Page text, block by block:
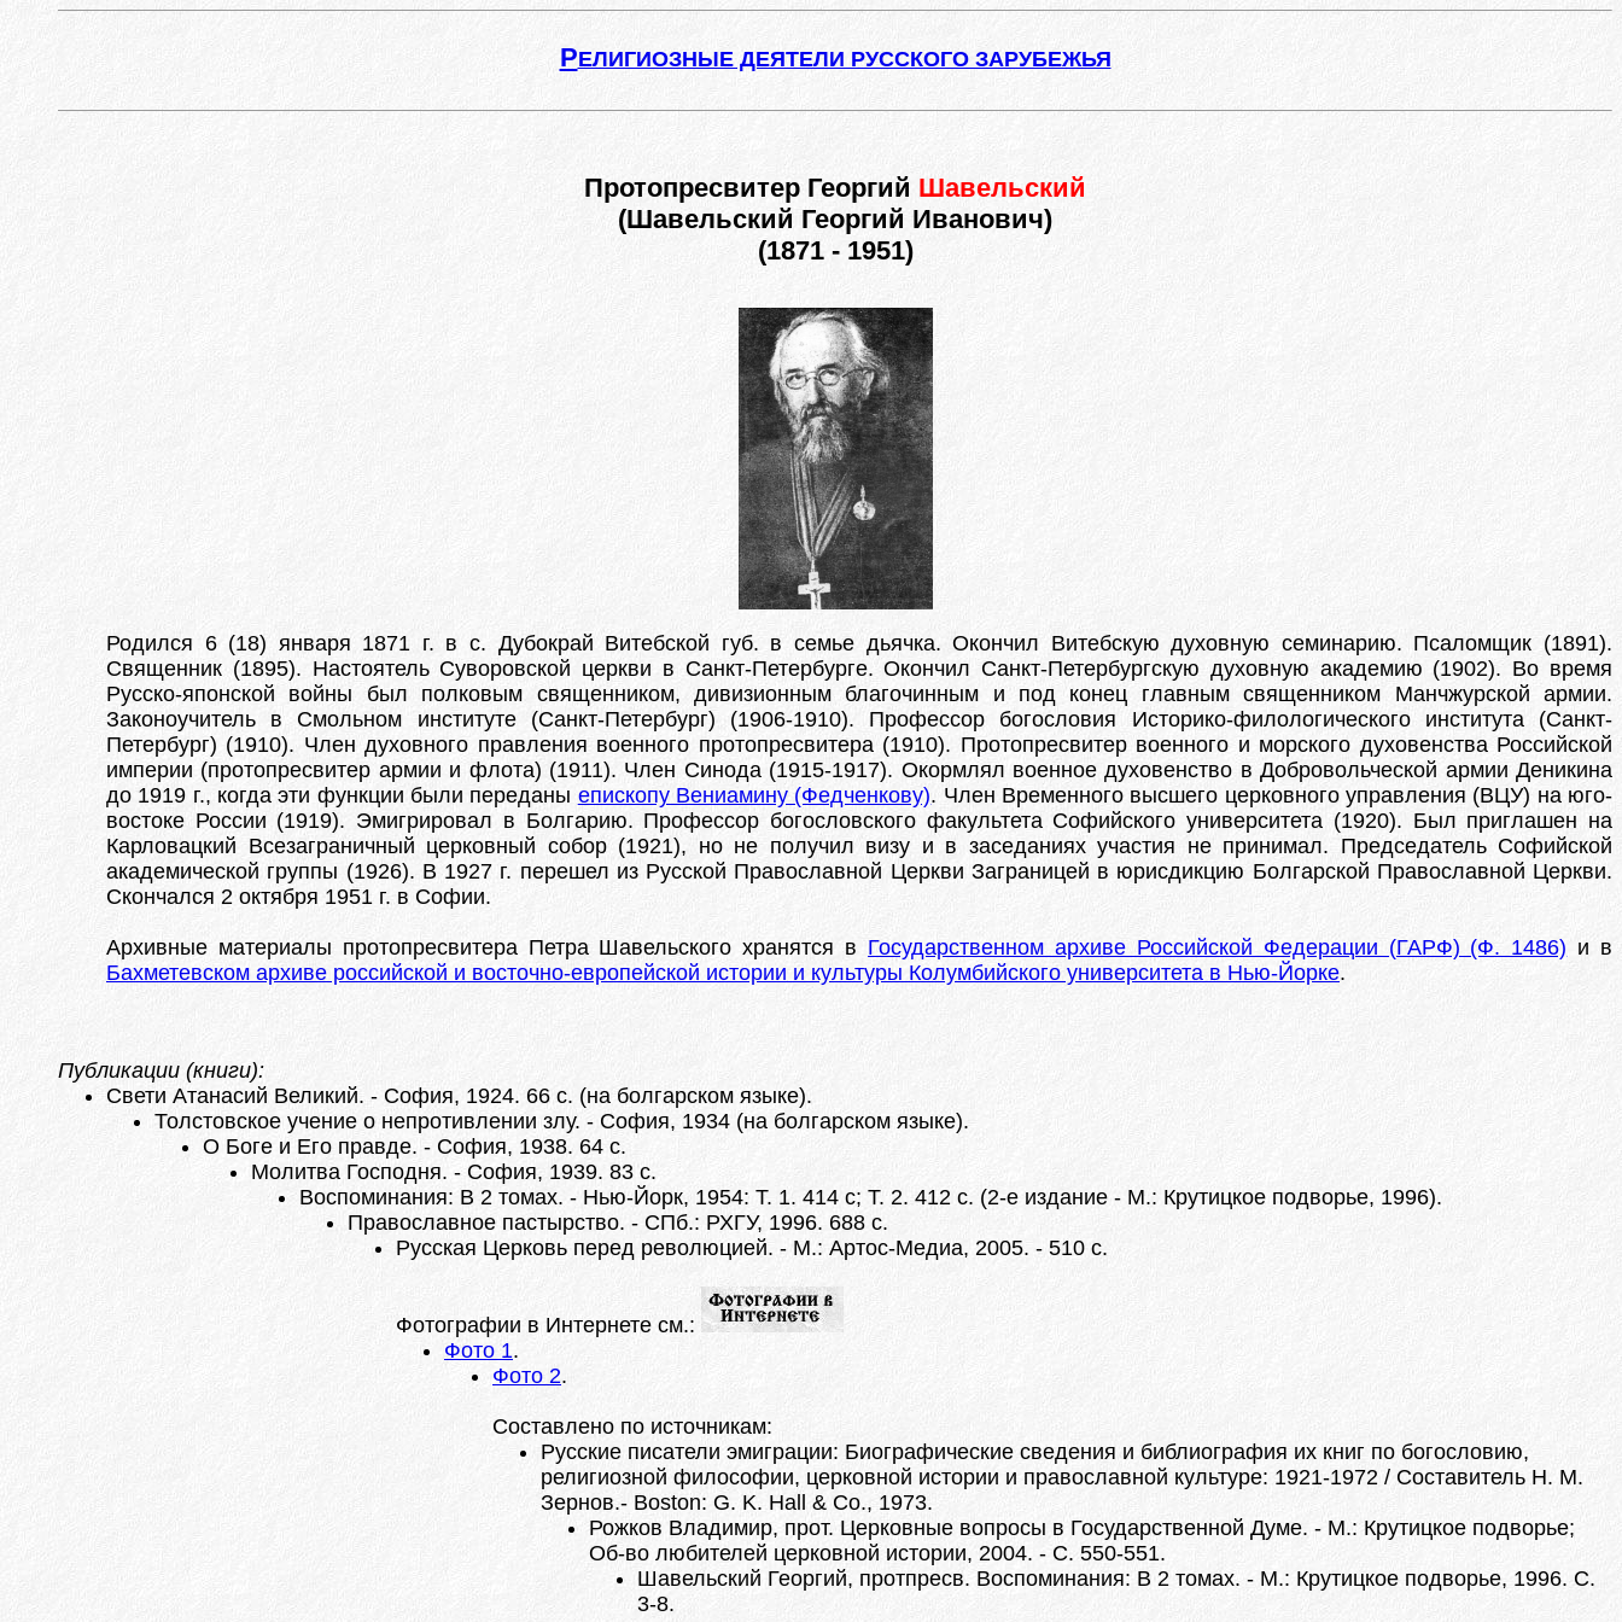
РЕЛИГИОЗНЫЕ ДЕЯТЕЛИ РУССКОГО ЗАРУБЕЖЬЯ
Протопресвитер Георгий Шавельский
(Шавельский Георгий Иванович)
(1871 - 1951)
Родился 6 (18) января 1871 г. в с. Дубокрай Витебской губ. в семье дьячка. Окончил Витебскую духовную семинарию. Псаломщик (1891).
Священник (1895). Настоятель Суворовской церкви в Санкт-Петербурге. Окончил Санкт-Петербургскую духовную академию (1902). Во время
Русско-японской войны был полковым священником, дивизионным благочинным и под конец главным священником Манчжурской армии.
Законоучитель в Смольном институте (Санкт-Петербург) (1906-1910). Профессор богословия Историко-филологического института (Санкт-
Петербург) (1910). Член духовного правления военного протопресвитера (1910). Протопресвитер военного и морского духовенства Российской
империи (протопресвитер армии и флота) (1911). Член Синода (1915-1917). Окормлял военное духовенство в Добровольческой армии Деникина
до 1919 г., когда эти функции были переданы епископу Вениамину (Федченкову). Член Временного высшего церковного управления (ВЦУ) на юго-
востоке России (1919). Эмигрировал в Болгарию. Профессор богословского факультета Софийского университета (1920). Был приглашен на
Карловацкий Всезаграничный церковный собор (1921), но не получил визу и в заседаниях участия не принимал. Председатель Софийской
академической группы (1926). В 1927 г. перешел из Русской Православной Церкви Заграницей в юрисдикцию Болгарской Православной Церкви.
Скончался 2 октября 1951 г. в Софии.
Архивные материалы протопресвитера Петра Шавельского хранятся в Государственном архиве Российской Федерации (ГАРФ) (Ф. 1486) и в
Бахметевском архиве российской и восточно-европейской истории и культуры Колумбийского университета в Нью-Йорке.
Публикации (книги):
Свети Атанасий Великий. - София, 1924. 66 с. (на болгарском языке).
Толстовское учение о непротивлении злу. - София, 1934 (на болгарском языке).
О Боге и Его правде. - София, 1938. 64 с.
Молитва Господня. - София, 1939. 83 с.
Воспоминания: В 2 томах. - Нью-Йорк, 1954: Т. 1. 414 с; Т. 2. 412 с. (2-е издание - М.: Крутицкое подворье, 1996).
Православное пастырство. - СПб.: РХГУ, 1996. 688 с.
Русская Церковь перед революцией. - М.: Артос-Медиа, 2005. - 510 с.
Фотографии в Интернете см.:
Фото 1.
Фото 2.
Составлено по источникам:
Русские писатели эмиграции: Биографические сведения и библиография их книг по богословию,
религиозной философии, церковной истории и православной культуре: 1921-1972 / Составитель Н. М.
Зернов.- Boston: G. K. Hall & Co., 1973.
Рожков Владимир, прот. Церковные вопросы в Государственной Думе. - М.: Крутицкое подворье;
Об-во любителей церковной истории, 2004. - С. 550-551.
Шавельский Георгий, протпресв. Воспоминания: В 2 томах. - М.: Крутицкое подворье, 1996. С.
3-8.